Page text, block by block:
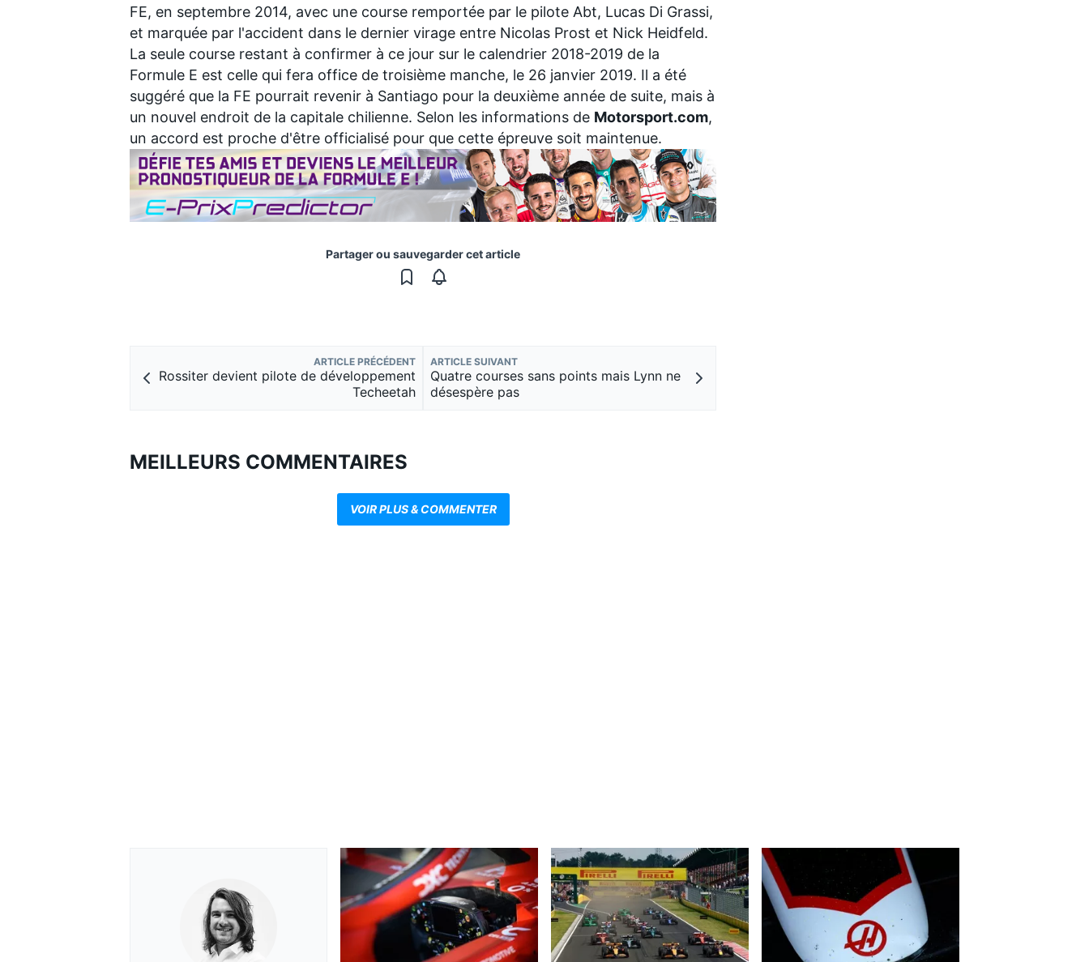
FE, en septembre 2014, avec une course remportée par le pilote Abt, Lucas Di Grassi,
et marquée par l'accident dans le dernier virage entre Nicolas Prost et Nick Heidfeld.
La seule course restant à confirmer à ce jour sur le calendrier 2018-2019 de la
Formule E est celle qui fera office de troisième manche, le 26 janvier 2019. Il a été
suggéré que la FE pourrait revenir à Santiago pour la deuxième année de suite, mais à
un nouvel endroit de la capitale chilienne. Selon les informations de Motorsport.com,
un accord est proche d'être officialisé pour que cette épreuve soit maintenue.
Partager ou sauvegarder cet article
ARTICLE PRÉCÉDENT
Rossiter devient pilote de développement
Techeetah
ARTICLE SUIVANT
Quatre courses sans points mais Lynn ne
désespère pas
MEILLEURS COMMENTAIRES
VOIR PLUS & COMMENTER